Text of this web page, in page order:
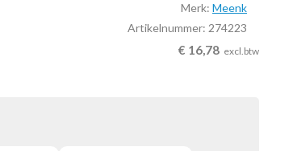
Merk: Meenk
Artikelnummer: 274223
€ 16,78 excl.btw